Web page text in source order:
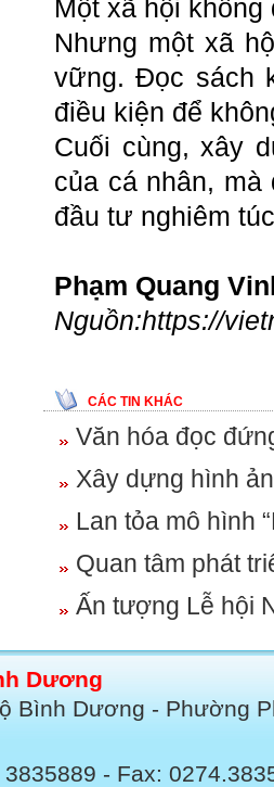
Một xã hội
Nhưng một xã
vững. Đọc sách
điều kiện để
Cuối cùng, xây
của cá nhân,
đầu tư nghiêm
Phạm Quang
Nguồn:https://
CÁC TIN KHÁC
Văn hóa đọc
Xây dựng hình
Lan tỏa mô hình
Quan tâm phát
Ấn tượng Lễ hội
Dương
Bình Dương - Phường
- Fax: